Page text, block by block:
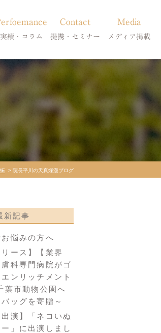
皮膚病
実績・コラム
皮膚科のいろは」
Contact
提携・セミナー
診療提携・セミナー開催
Media
メディア掲載
院長平川の天真爛漫ブログ
新記事
悩みの方へ
リース】【業界
科専門病院がゴ
ンリッチメント
葉市動物公園へ
ッグを寄贈～
出演】「ネコいぬ
」に出演しまし